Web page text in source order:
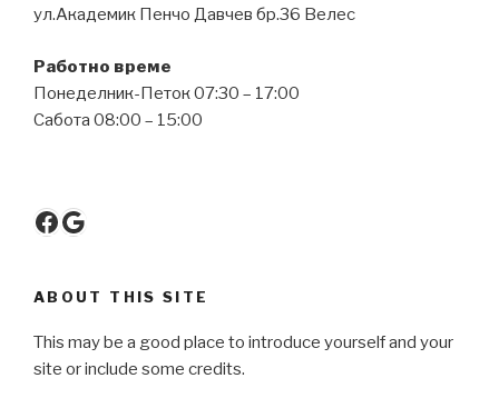
ул.Академик Пенчо Давчев бр.36 Велес
Работно време
Понеделник-Петок 07:30 – 17:00
Сабота 08:00 – 15:00
Facebook
Google
ABOUT THIS SITE
This may be a good place to introduce yourself and your
site or include some credits.